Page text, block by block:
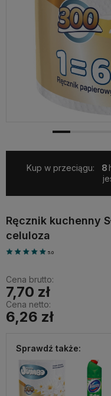
Kup w przeciągu: 8
Ręcznik kuchenny
celuloza
5.0
Cena brutto:
7,70 zł
Cena netto:
6,26 zł
Sprawdź także: